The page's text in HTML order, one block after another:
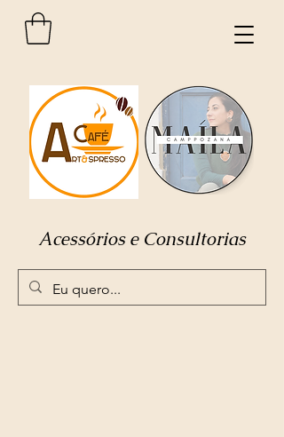
Acessórios e Consultorias